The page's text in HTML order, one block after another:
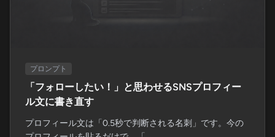
プロンプト
「フォローしたい！」と思わせるSNSプロフィー
ル文に書き直す
プロフィール文は「0.5秒で判断される名刺」です。今の